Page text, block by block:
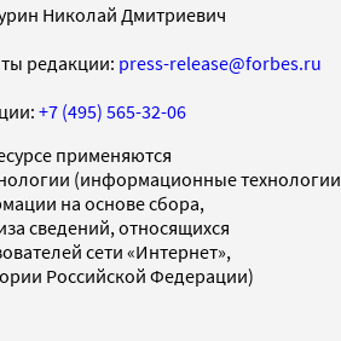
Николай Дмитриевич
редакции: press-release@forbes.ru
+7 (495) 565-32-06
применяются
(информационные технологии
на основе сбора,
сведений, относящихся
сети «Интернет»,
Российской Федерации)